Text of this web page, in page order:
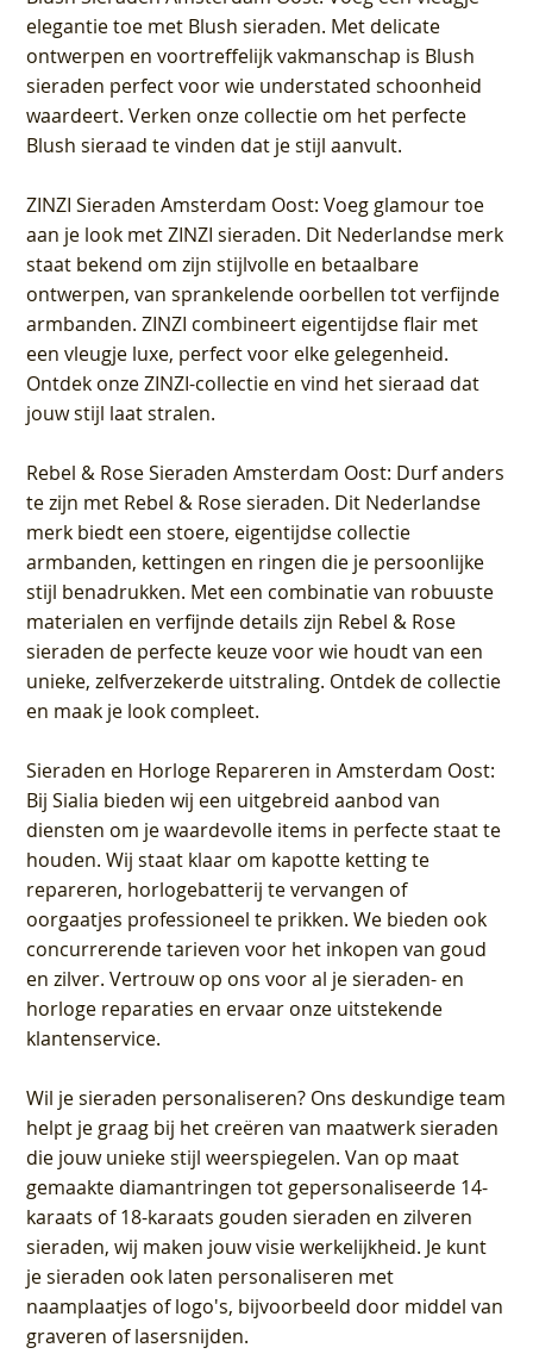
elegantie toe met Blush sieraden. Met delicate
ontwerpen en voortreffelijk vakmanschap is Blush
sieraden perfect voor wie understated schoonheid
waardeert. Verken onze collectie om het perfecte
Blush sieraad te vinden dat je stijl aanvult.
ZINZI Sieraden Amsterdam Oost: Voeg glamour toe
aan je look met ZINZI sieraden. Dit Nederlandse merk
staat bekend om zijn stijlvolle en betaalbare
ontwerpen, van sprankelende oorbellen tot verfijnde
armbanden. ZINZI combineert eigentijdse flair met
een vleugje luxe, perfect voor elke gelegenheid.
Ontdek onze ZINZI-collectie en vind het sieraad dat
jouw stijl laat stralen.
Rebel & Rose Sieraden Amsterdam Oost: Durf anders
te zijn met Rebel & Rose sieraden. Dit Nederlandse
merk biedt een stoere, eigentijdse collectie
armbanden, kettingen en ringen die je persoonlijke
stijl benadrukken. Met een combinatie van robuuste
materialen en verfijnde details zijn Rebel & Rose
sieraden de perfecte keuze voor wie houdt van een
unieke, zelfverzekerde uitstraling. Ontdek de collectie
en maak je look compleet.
Sieraden en Horloge Repareren in Amsterdam Oost:
Bij Sialia bieden wij een uitgebreid aanbod van
diensten om je waardevolle items in perfecte staat te
houden. Wij staat klaar om kapotte ketting te
repareren, horlogebatterij te vervangen of
oorgaatjes professioneel te prikken. We bieden ook
concurrerende tarieven voor het inkopen van goud
en zilver. Vertrouw op ons voor al je sieraden- en
horloge reparaties en ervaar onze uitstekende
klantenservice.
Wil je sieraden personaliseren? Ons deskundige team
helpt je graag bij het creëren van maatwerk sieraden
die jouw unieke stijl weerspiegelen. Van op maat
gemaakte diamantringen tot gepersonaliseerde 14-
karaats of 18-karaats gouden sieraden en zilveren
sieraden, wij maken jouw visie werkelijkheid. Je kunt
je sieraden ook laten personaliseren met
naamplaatjes of logo's, bijvoorbeeld door middel van
graveren of lasersnijden.